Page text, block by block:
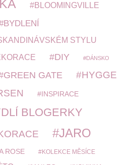
BLOOMINGVILLE
BYDLENÍ
STYLU
DIY DÁNSKO
GREEN GATE HYGGE
INSPIRACE
BLOGERKY
JARO
ROSE KOLEKCE MĚSÍCE